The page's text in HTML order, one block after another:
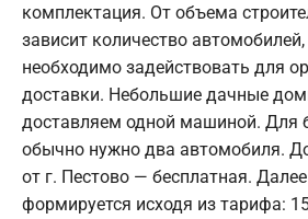
комплектация. От объема
зависит количество
необходимо задействовать для
доставки. Небольшие дачные
доставляем одной машиной. Для
обычно нужно два автомобиля.
от г. Пестово — бесплатная.
формируется исходя из тарифа: